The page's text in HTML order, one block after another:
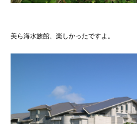
美ら海水族館、楽しかったですよ。